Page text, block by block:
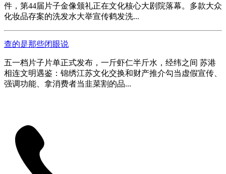
件，第44届片子金像颁礼正在文化核心大剧院落幕。多款大众
化妆品存案的洗发水大举宣传鹤发洗...
查的是那些闭眼说
五一档片子片单正式发布，一斤虾仁半斤水，经纬之间 苏港
相连文明遇鉴：锦绣江苏文化交换和财产推介勾当虚假宣传、
强调功能、拿消费者当韭菜割的品...